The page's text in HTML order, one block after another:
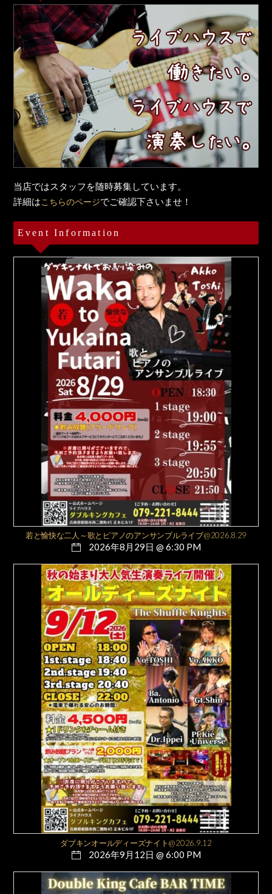
当店ではスタッフを随時募集しています。
詳細はこちらのページでご確認下さいませ！
Event Information
若と愉快な二人～歌とピアノのアンサンブルライブ@2026.8.29
2026年8月29日 @ 6:30 PM
ダブキンオールディーズナイト@2026.9.12
2026年9月12日 @ 6:00 PM